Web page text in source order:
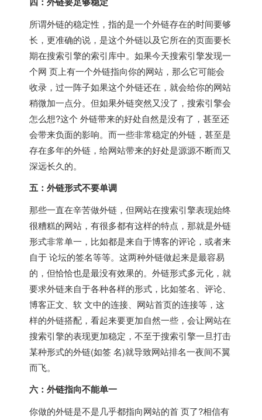
所谓外链的稳定性，指的是一个外链存在的时间要够
长，更准确的说，是这个外链以及它所在的页面要长
期在搜索引擎的索引库中。如果今天搜索引擎发现一
个网 页上有一个外链指向你的网站，那么它可能会
收录，过一阵子如果这个外链还在，就会给你的网站
稍微加一点分。但如果外链突然又没了，搜索引擎会
怎么想?这个 外链带来的好处自然是没有了，甚至还
会带来负面的影响。而一些非常稳定的外链，甚至是
存在多年的外链，给网站带来的好处是源源不断而又
深远长久的。
五：外链形式不要单调
那些一直在辛苦做外链，但网站在搜索引擎表现始终
很糟糕的网站，有很多都有这样的特点，那就是外链
形式非常单一，比如都是来自于博客的评论，或者来
自于 论坛的签名等等。这两种外链做起来是最容易
的，但恰恰也是最没有效果的。外链形式多元化，就
要求外链来自于各种各样的形式，比如签名、评论、
博客正文、软 文中的连接、网站首页的连接等，这
样的外链搭配，看起来要更加自然一些，会让网站在
搜索引擎的表现更加稳定，不至于搜索引擎一旦打击
某种形式的外链(如签 名)就导致网站排名一夜间不翼
而飞。
六：外链指向不能单一
你做的外链是不是几乎都指向网站的首 页了?相信有